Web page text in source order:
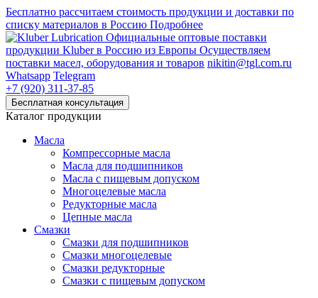
Бесплатно рассчитаем стоимость продукции и доставки по
списку материалов в Россию Подробнее
Официальные оптовые поставки
продукции Kluber в Россию из Европы Осуществляем
поставки масел, оборудования и товаров nikitin@tgl.com.ru
Whatsapp Telegram
+7 (920) 311-37-85
Каталог продукции
Масла
Компрессорные масла
Масла для подшипников
Масла с пищевым допуском
Многоцелевые масла
Редукторные масла
Цепные масла
Смазки
Смазки для подшипников
Смазки многоцелевые
Смазки редукторные
Смазки с пищевым допуском